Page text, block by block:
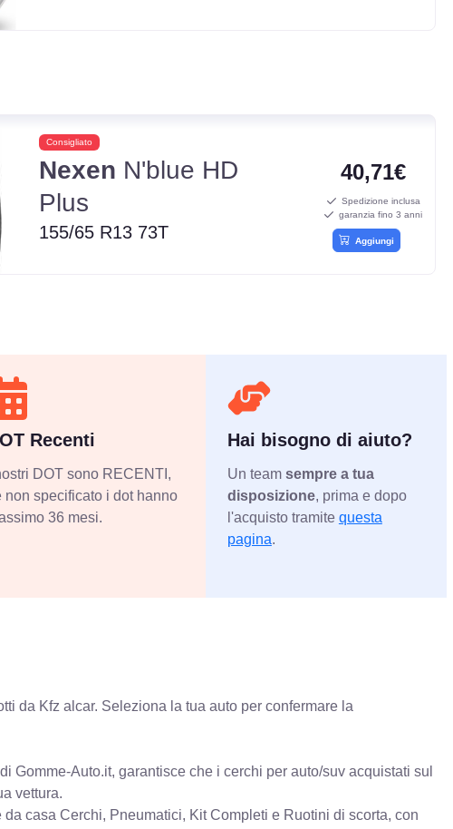
Consigliato
Nexen N'blue HD
Plus
155/65 R13 73T
40,71€
Spedizione inclusa
garanzia fino 3 anni
Aggiungi
Recenti
DOT sono RECENTI,
non specificato i dot hanno
36 mesi.
Hai bisogno di aiuto?
Un team sempre a tua
disposizione, prima e dopo
l'acquisto tramite questa
pagina.
da Kfz alcar. Seleziona la tua auto per confermare la
Gomme-Auto.it, garantisce che i cerchi per auto/suv acquistati sul
vettura.
casa Cerchi, Pneumatici, Kit Completi e Ruotini di scorta, con